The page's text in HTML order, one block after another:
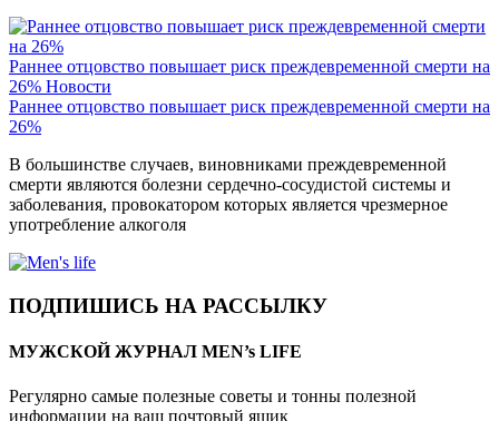
Раннее отцовство повышает риск преждевременной смерти на
26% Новости
Раннее отцовство повышает риск преждевременной смерти на
26%
В большинстве случаев, виновниками преждевременной
смерти являются болезни сердечно-сосудистой системы и
заболевания, провокатором которых является чрезмерное
употребление алкоголя
ПОДПИШИСЬ НА РАССЫЛКУ
МУЖСКОЙ ЖУРНАЛ MEN’s LIFE
Регулярно самые полезные советы и тонны полезной
информации на ваш почтовый ящик